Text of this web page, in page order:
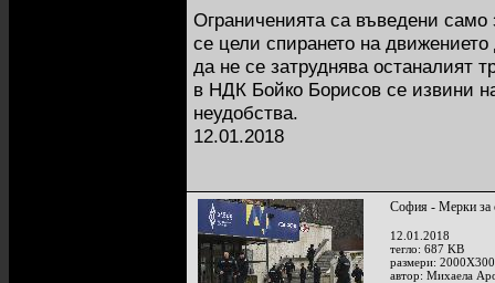
Ограниченията са въведени само
се цели спирането на
да не се затруднява останалият
в НДК Бойко Борисов се извини
неудобства.
12.01.2018
София - Мерки за
12.01.2018
тегло: 687 KB
размери:
автор: Михаела